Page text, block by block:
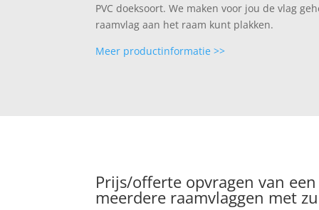
PVC doeksoort. We maken voor jou de vlag
raamvlag aan het raam kunt plakken.
Meer productinformatie >>
Prijs/offerte opvragen van
meerdere raamvlaggen met